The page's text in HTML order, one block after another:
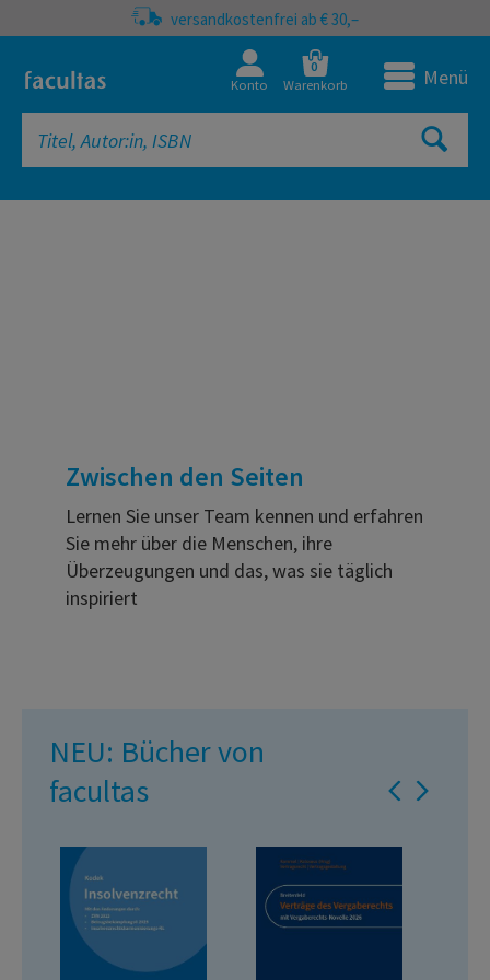
versandkostenfrei ab € 30,–
Konto
0
Warenkorb Menü
Zwischen den Seiten
Lernen Sie unser Team kennen und erfahren
Sie mehr über die Menschen, ihre
Überzeugungen und das, was sie täglich
inspiriert
NEU: Bücher von
facultas